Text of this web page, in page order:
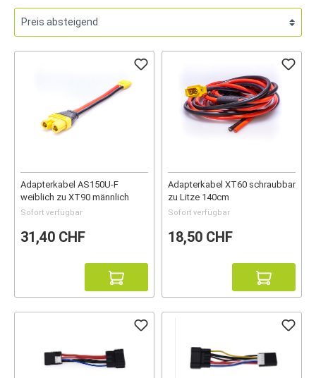
Adapterkabel AS150U-F
weiblich zu XT90 männlich
Sofort verfügbar
31,40 CHF
Adapterkabel XT60 schraubbar
zu Litze 140cm
Sofort verfügbar
18,50 CHF